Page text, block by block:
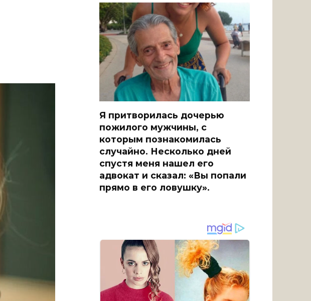
Я притворилась дочерью
пожилого мужчины, с
которым познакомилась
случайно. Несколько дней
спустя меня нашел его
адвокат и сказал: «Вы попали
прямо в его ловушку».